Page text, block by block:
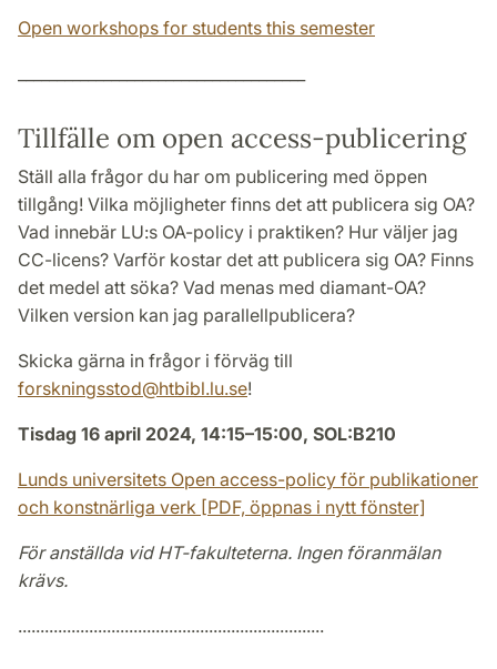
Open workshops for students this semester
Tillfälle om open access-publicering
Ställ alla frågor du har om publicering med öppen
tillgång! Vilka möjligheter finns det att publicera sig OA?
Vad innebär LU:s OA-policy i praktiken? Hur väljer jag
CC-licens? Varför kostar det att publicera sig OA? Finns
det medel att söka? Vad menas med diamant-OA?
Vilken version kan jag parallellpublicera?
Skicka gärna in frågor i förväg till
forskningsstod@htbibl.lu.se!
Tisdag 16 april 2024, 14:15–15:00, SOL:B210
Lunds universitets Open access-policy för publikationer
och konstnärliga verk [PDF, öppnas i nytt fönster]
För anställda vid HT-fakulteterna. Ingen föranmälan
krävs.
.....................................................................